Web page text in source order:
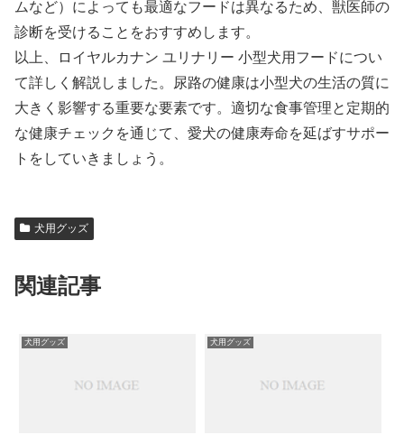
ムなど）によっても最適なフードは異なるため、獣医師の
診断を受けることをおすすめします。
以上、ロイヤルカナン ユリナリー 小型犬用フードについ
て詳しく解説しました。尿路の健康は小型犬の生活の質に
大きく影響する重要な要素です。適切な食事管理と定期的
な健康チェックを通じて、愛犬の健康寿命を延ばすサポー
トをしていきましょう。
犬用グッズ
関連記事
犬用グッズ 犬用グッズ